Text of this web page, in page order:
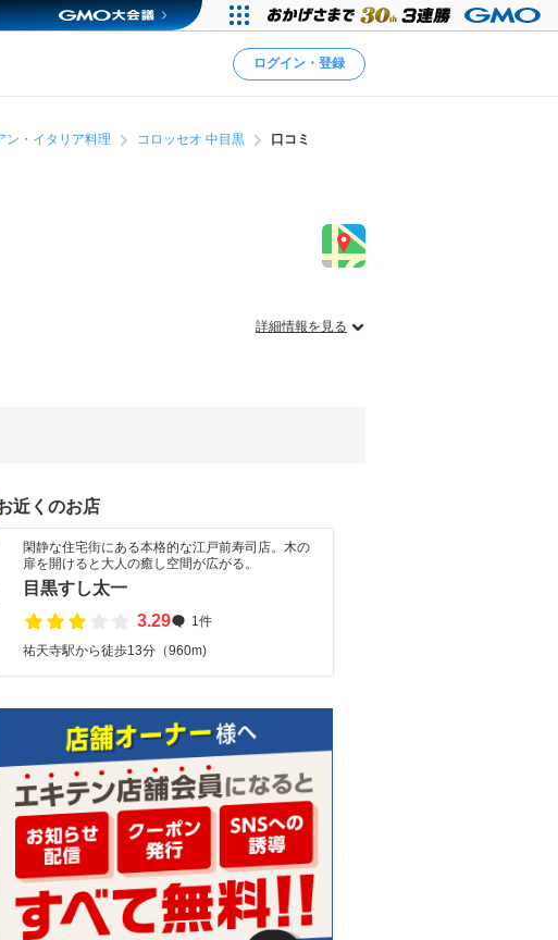
ログイン・登録
ン・イタリア料理 コロッセオ 中目黒 口コミ
詳細情報を見る
近くのお店
閑静な住宅街にある本格的な江戸前寿司店。木の
扉を開けると大人の癒し空間が広がる。
目黒すし太一
3.29
1件
祐天寺駅から徒歩13分（960m)